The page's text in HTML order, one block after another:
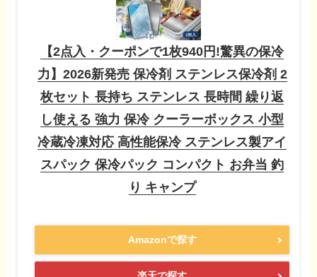
【2点入・クーポンで1枚940円!驚異の保冷
力】2026新発売 保冷剤 ステンレス保冷剤 2
枚セット 長持ち ステンレス 長時間 繰り返
し使える 強力 保冷 クーラーボックス 小型
冷蔵冷凍対応 高性能保冷 ステンレス製アイ
スパック 保冷パック コンパクト お弁当 釣
り キャンプ
Amazonで探す